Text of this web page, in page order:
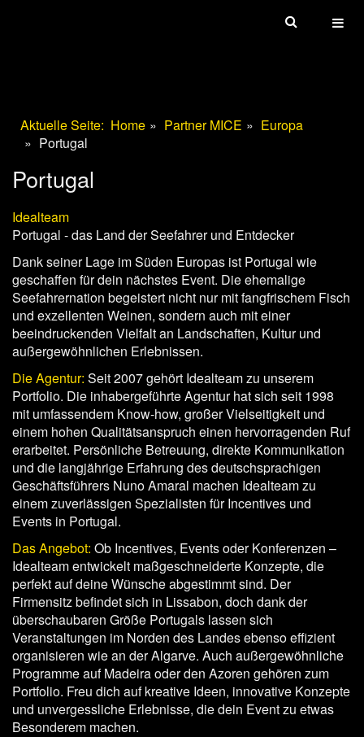
Aktuelle Seite: Home Partner MICE
Europa
Portugal
Portugal
Idealteam
Portugal - das Land der Seefahrer und Entdecker
Dank seiner Lage im Süden Europas ist Portugal wie
geschaffen für dein nächstes Event. Die ehemalige
Seefahrernation begeistert nicht nur mit fangfrischem Fisch
und exzellenten Weinen, sondern auch mit einer
beeindruckenden Vielfalt an Landschaften, Kultur und
außergewöhnlichen Erlebnissen.
Die Agentur: Seit 2007 gehört Idealteam zu unserem
Portfolio. Die inhabergeführte Agentur hat sich seit 1998
mit umfassendem Know-how, großer Vielseitigkeit und
einem hohen Qualitätsanspruch einen hervorragenden Ruf
erarbeitet. Persönliche Betreuung, direkte Kommunikation
und die langjährige Erfahrung des deutschsprachigen
Geschäftsführers Nuno Amaral machen Idealteam zu
einem zuverlässigen Spezialisten für Incentives und
Events in Portugal.
Das Angebot: Ob Incentives, Events oder Konferenzen –
Idealteam entwickelt maßgeschneiderte Konzepte, die
perfekt auf deine Wünsche abgestimmt sind. Der
Firmensitz befindet sich in Lissabon, doch dank der
überschaubaren Größe Portugals lassen sich
Veranstaltungen im Norden des Landes ebenso effizient
organisieren wie an der Algarve. Auch außergewöhnliche
Programme auf Madeira oder den Azoren gehören zum
Portfolio. Freu dich auf kreative Ideen, innovative Konzepte
und unvergessliche Erlebnisse, die dein Event zu etwas
Besonderem machen.